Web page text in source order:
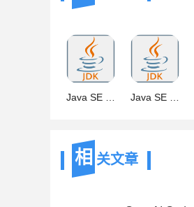
Java SE Development Kit(JDK) 17.0.19 官方正式版 Win64 Java SE Development Kit(JDK) 17.0.19 官方正式版 Linux64
相 关文章